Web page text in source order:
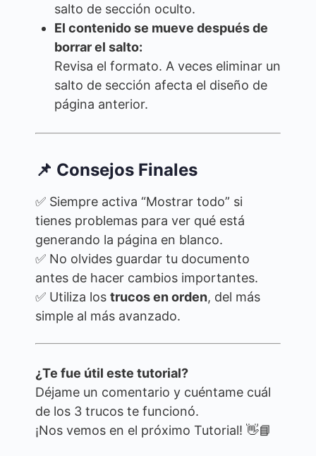
salto de sección oculto.
El contenido se mueve después de
borrar el salto:
Revisa el formato. A veces eliminar un
salto de sección afecta el diseño de
página anterior.
📌 Consejos Finales
✅ Siempre activa “Mostrar todo” si
tienes problemas para ver qué está
generando la página en blanco.
✅ No olvides guardar tu documento
antes de hacer cambios importantes.
✅ Utiliza los trucos en orden, del más
simple al más avanzado.
¿Te fue útil este tutorial?
Déjame un comentario y cuéntame cuál
de los 3 trucos te funcionó.
¡Nos vemos en el próximo Tutorial! 👋📘